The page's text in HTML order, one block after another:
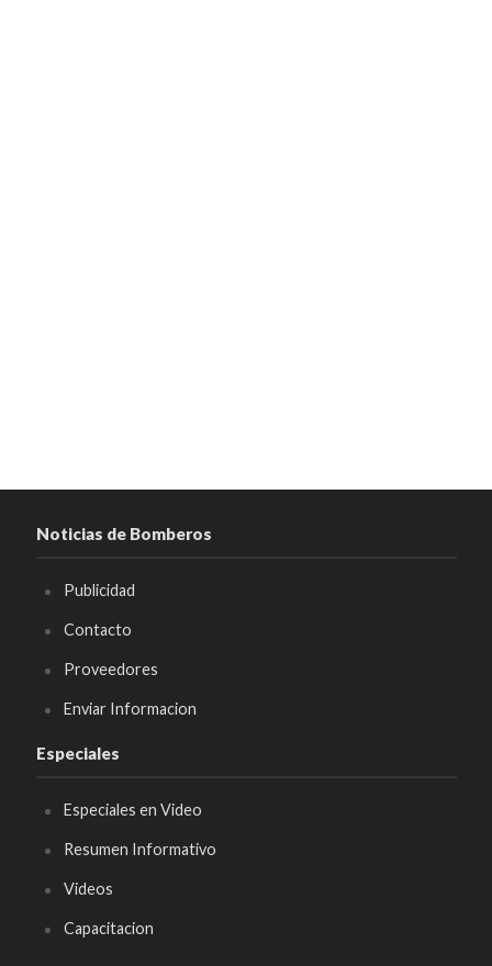
Noticias de Bomberos
Publicidad
Contacto
Proveedores
Enviar Informacion
Especiales
Especiales en Video
Resumen Informativo
Videos
Capacitacion